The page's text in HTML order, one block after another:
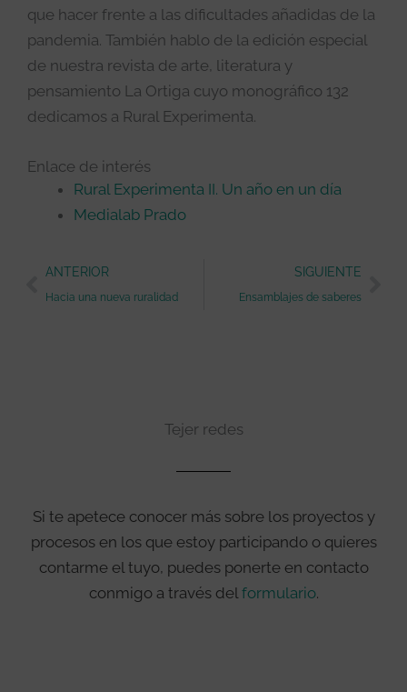
que hacer frente a las dificultades añadidas de la
pandemia. También hablo de la edición especial
de nuestra revista de arte, literatura y
pensamiento La Ortiga cuyo monográfico 132
dedicamos a Rural Experimenta.
Enlace de interés
Rural Experimenta II. Un año en un día
Medialab Prado
AntANTERIOR
Hacia una nueva ruralidad
SIGUIENTE
Ensamblajes de saberes
Tejer redes
Si te apetece conocer más sobre los proyectos y
procesos en los que estoy participando o quieres
contarme el tuyo, puedes ponerte en contacto
conmigo a través delformulario.